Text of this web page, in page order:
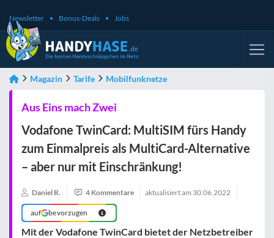
Newsletter Bonus-Deals Jobs
Magazin Tarife Mobilfunknetze
Aus Eins mach Zwei
Vodafone TwinCard: MultiSIM fürs Handy
zum Einmalpreis als MultiCard-Alternative
– aber nur mit Einschränkung!
Daniel R. 4 Kommentare aktualisiert am 30.06.2022
auf bevorzugen
Mit der Vodafone TwinCard bietet der Netzbetreiber